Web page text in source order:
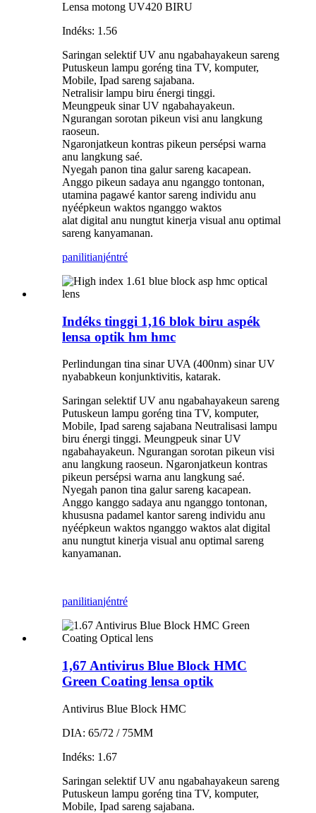
Lensa motong UV420 BIRU
Indéks: 1.56
Saringan selektif UV anu ngabahayakeun sareng
Putuskeun lampu goréng tina TV, komputer,
Mobile, Ipad sareng sajabana.
Netralisir lampu biru énergi tinggi.
Meungpeuk sinar UV ngabahayakeun.
Ngurangan sorotan pikeun visi anu langkung
raoseun.
Ngaronjatkeun kontras pikeun persépsi warna
anu langkung saé.
Nyegah panon tina galur sareng kacapean.
Anggo pikeun sadaya anu nganggo tontonan,
utamina pagawé kantor sareng individu anu
nyéépkeun waktos nganggo waktos
alat digital anu nungtut kinerja visual anu optimal
sareng kanyamanan.
panilitianjéntré
Indéks tinggi 1,16 blok biru aspék
lensa optik hm hmc
Perlindungan tina sinar UVA (400nm) sinar UV
nyababkeun konjunktivitis, katarak.
Saringan selektif UV anu ngabahayakeun sareng
Putuskeun lampu goréng tina TV, komputer,
Mobile, Ipad sareng sajabana Neutralisasi lampu
biru énergi tinggi. Meungpeuk sinar UV
ngabahayakeun. Ngurangan sorotan pikeun visi
anu langkung raoseun. Ngaronjatkeun kontras
pikeun persépsi warna anu langkung saé.
Nyegah panon tina galur sareng kacapean.
Anggo kanggo sadaya anu nganggo tontonan,
khususna padamel kantor sareng individu anu
nyéépkeun waktos nganggo waktos alat digital
anu nungtut kinerja visual anu optimal sareng
kanyamanan.
panilitianjéntré
1,67 Antivirus Blue Block HMC
Green Coating lensa optik
Antivirus Blue Block HMC
DIA: 65/72 / 75MM
Indéks: 1.67
Saringan selektif UV anu ngabahayakeun sareng
Putuskeun lampu goréng tina TV, komputer,
Mobile, Ipad sareng sajabana.